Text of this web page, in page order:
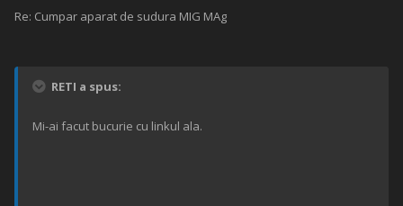
Re: Cumpar aparat de sudura MIG MAg
RETI a spus:
Mi-ai facut bucurie cu linkul ala.